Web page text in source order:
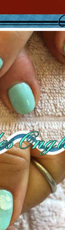
l'app
rien rater !
à ongles
en-Brie